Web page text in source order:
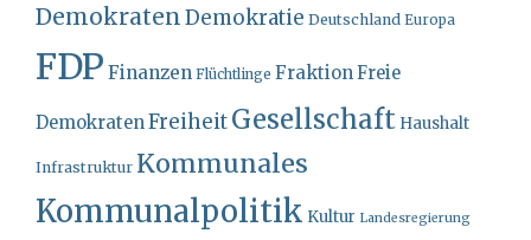
DemokratenDemokratie Deutschland Europa
FDP Finanzen Flüchtlinge FraktionFreie
DemokratenFreiheitGesellschaft Haushalt
Infrastruktur Kommunales
Kommunalpolitik Kultur Landesregierung